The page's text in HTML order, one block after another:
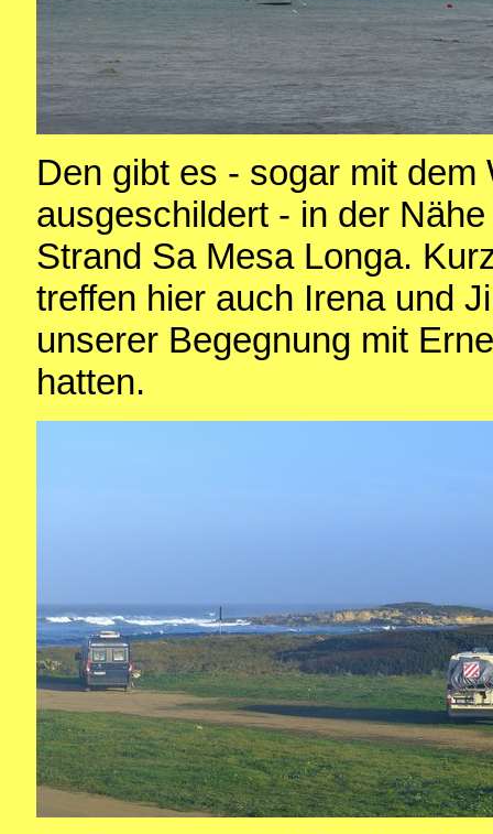
Den gibt es - sogar mit dem
ausgeschildert - in der
Strand Sa Mesa Longa.
treffen hier auch Irena und
unserer Begegnung mit
hatten.